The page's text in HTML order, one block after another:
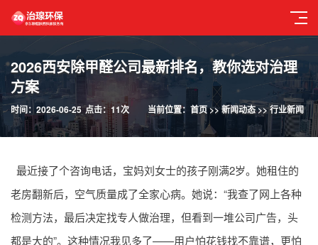
2026西安除甲醛公司最新排名，教你选对治理
方案
当前位置： 首页>>新闻动态>>行业新闻
时间：2026-06-25 点击：11次
最近接了个咨询电话，宝妈刘女士的孩子刚满2岁。她租住的
老房翻新后，空气质量成了全家心病。她说：“我查了网上各种
检测方法，最后决定找专人做治理，但看到一堆公司广告，头
都是大的”。这种情况我见多了——用户怕花钱找不靠谱，更怕